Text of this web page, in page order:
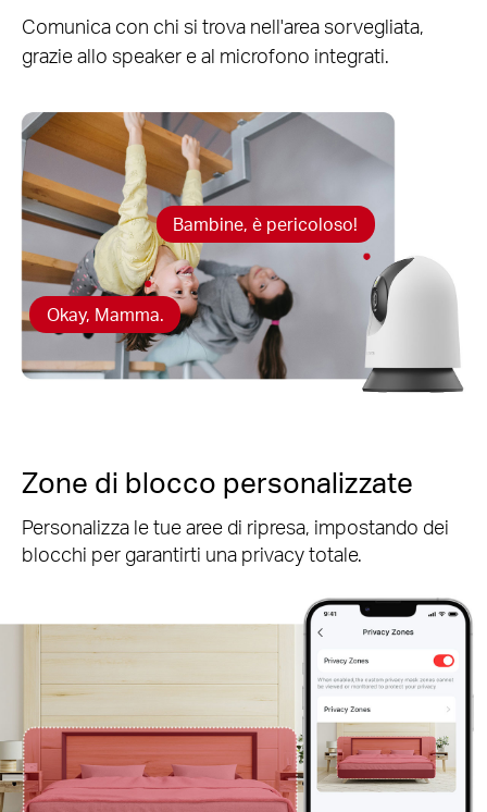
Comunica con chi si trova nell'area sorvegliata,
grazie allo speaker e al microfono integrati.
Bambine, è pericoloso!
Okay, Mamma.
Zone di blocco personalizzate
Personalizza le tue aree di ripresa, impostando dei
blocchi per garantirti una privacy totale.